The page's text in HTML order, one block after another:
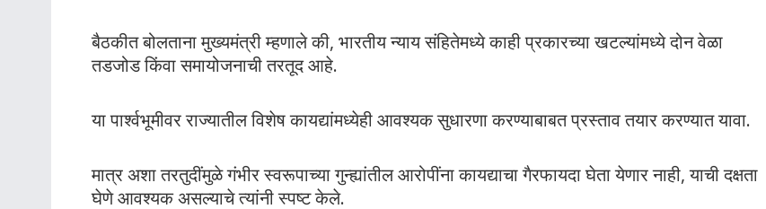
बैठकीत बोलताना मुख्यमंत्री म्हणाले की, भारतीय न्याय संहितेमध्ये काही प्रकारच्या खटल्यांमध्ये दोन वेळा
तडजोड किंवा समायोजनाची तरतूद आहे.
या पार्श्वभूमीवर राज्यातील विशेष कायद्यांमध्येही आवश्यक सुधारणा करण्याबाबत प्रस्ताव तयार करण्यात यावा.
मात्र अशा तरतुदींमुळे गंभीर स्वरूपाच्या गुन्ह्यांतील आरोपींना कायद्याचा गैरफायदा घेता येणार नाही, याची दक्षता
घेणे आवश्यक असल्याचे त्यांनी स्पष्ट केले.